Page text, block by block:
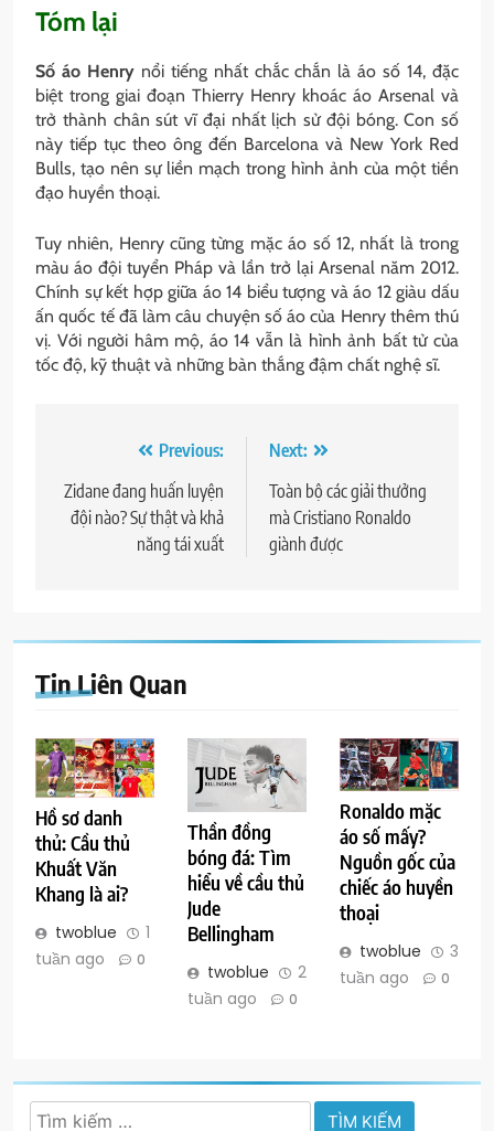
Tóm lại
Số áo Henrynổi tiếng nhất chắc chắn là áo số 14, đặc
biệt trong giai đoạn Thierry Henry khoác áo Arsenal và
trở thành chân sút vĩ đại nhất lịch sử đội bóng. Con số
này tiếp tục theo ông đến Barcelona và New York Red
Bulls, tạo nên sự liền mạch trong hình ảnh của một tiền
đạo huyền thoại.
Tuy nhiên, Henry cũng từng mặc áo số 12, nhất là trong
màu áo đội tuyển Pháp và lần trở lại Arsenal năm 2012.
Chính sự kết hợp giữa áo 14 biểu tượng và áo 12 giàu dấu
ấn quốc tế đã làm câu chuyện số áo của Henry thêm thú
vị. Với người hâm mộ, áo 14 vẫn là hình ảnh bất tử của
tốc độ, kỹ thuật và những bàn thắng đậm chất nghệ sĩ.
hướng
bài
Previous:
Zidane đang huấn luyện
đội nào? Sự thật và khả
năng tái xuất
Next:
Toàn bộ các giải thưởng
mà Cristiano Ronaldo
giành được
Tin Liên Quan
Hồ sơ danh
thủ: Cầu thủ
Khuất Văn
Khang là ai?
twoblue
1
tuần ago
0
Thần đồng
bóng đá: Tìm
hiểu về cầu thủ
Jude
Bellingham
twoblue
2
tuần ago
0
Ronaldo mặc
áo số mấy?
Nguồn gốc của
chiếc áo huyền
thoại
twoblue
3
tuần ago
0
Tìm